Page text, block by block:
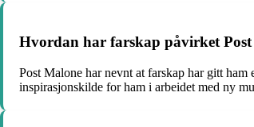
Hvordan har farskap påvirket
Post Malone har nevnt at farskap har gitt
inspirasjonskilde for ham i arbeidet med ny